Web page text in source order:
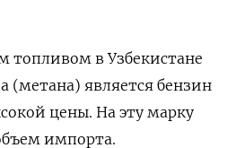
топливом в Узбекистане
(метана) является бензин
цены. На эту марку
импорта.